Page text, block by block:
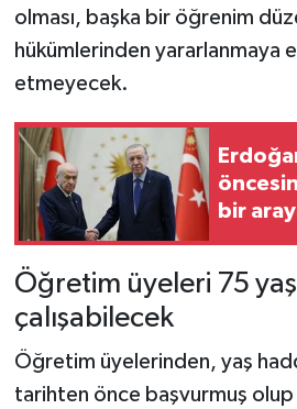
olması, başka bir öğrenim
hükümlerinden yararlanmaya
etmeyecek.
bir
Öğretim üyeleri 75
çalışabilecek
Öğretim üyelerinden, yaş
tarihten önce başvurmuş